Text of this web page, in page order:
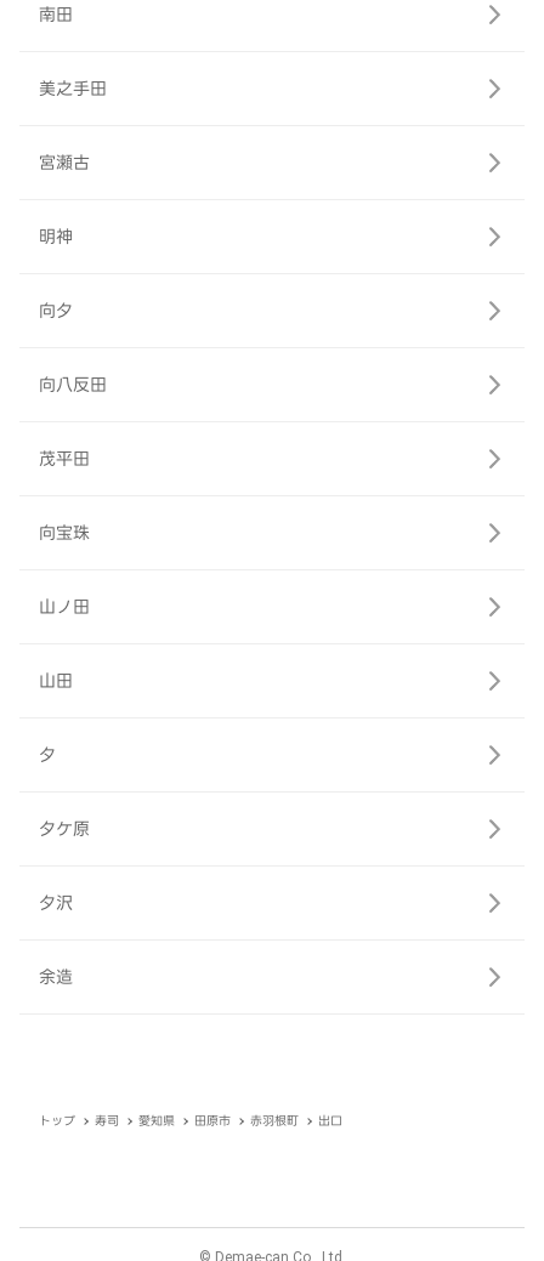
南田
美之手田
宮瀬古
明神
向夕
向八反田
茂平田
向宝珠
山ノ田
山田
夕
夕ケ原
夕沢
余造
トップ 寿司 愛知県 田原市 赤羽根町 出口
© Demae-can Co., Ltd.